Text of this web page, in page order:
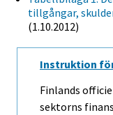
tillgångar,
(1.10.2012)
Instruktion
Finlands
sektorns